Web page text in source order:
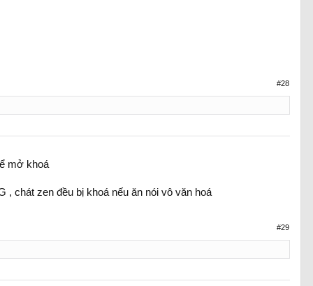
#28
mở khoá
, chát zen đều bị khoá nếu ăn nói vô văn hoá
#29